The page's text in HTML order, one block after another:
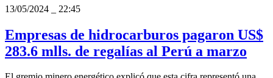
13/05/2024
22:45
Empresas de hidrocarburos pagaron US$
283.6 mlls. de regalías al Perú a marzo